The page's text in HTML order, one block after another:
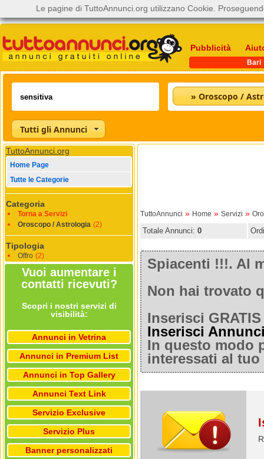
Pubblicità
Bari
» Oroscopo /
Tutti gli Annunci
TuttoAnnunci.org
Home Page
Tutte le Categorie
Categoria
Torna a Servizi
Oroscopo / Astrologia (2)
Tipologia
Offro (2)
Vuoi aumentare i
contatti ricevuti?
Scopri i nostri servizi di
visibilità:
Annunci in Vetrina
Annunci in Premium List
Annunci in Top Gallery
Annunci Text Link
Servizio Exclusive
Servizio Plus
Banner personalizzati
TuttoAnnunci » Home » Servizi »
Totale Annunci: 0
Spiacenti !!!. Al
Non hai trovato
Inserisci
Inserisci
In questo modo
interessati al
Le pagine di TuttoAnnunci.org utilizzano Cookie.